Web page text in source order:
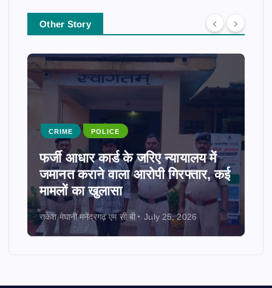
Other Story
CRIME POLICE
फर्जी आधार कार्ड के जरिए न्यायालय में
जमानत कराने वाला आरोपी गिरफ्तार, कई
मामलों का खुलासा
राकेश मेघानी मनेंद्रगढ़ एम सी बी July 25, 2026